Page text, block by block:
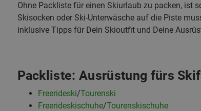
Ohne Packliste für einen Skiurlaub zu packen, ist
Skisocken oder Ski-Unterwäsche auf die Piste
inklusive Tipps für Dein Skioutfit und Deine
Packliste: Ausrüstung fürs
Freerideski/Tourenski
Freerideskischuhe/Tourenskischuhe